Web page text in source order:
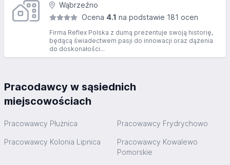
Wąbrzeźno
Ocena 4.1 na podstawie 181 ocen
Firma Reflex Polska z dumą prezentuje swoją historię,
będącą świadectwem pasji do innowacji oraz dążenia
do doskonałości...
Pracodawcy w sąsiednich
miejscowościach
Pracowawcy Płużnica Pracowawcy Frydrychowo
Pracowawcy Kolonia Lipnica
Pracowawcy Kowalewo
Pomorskie